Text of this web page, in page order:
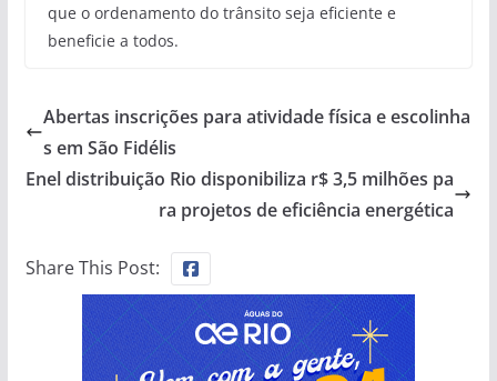
que o ordenamento do trânsito seja eficiente e
beneficie a todos.
Abertas inscrições para atividade física e escolinha
s em São Fidélis
Enel distribuição Rio disponibiliza r$ 3,5 milhões pa
ra projetos de eficiência energética
Share This Post: